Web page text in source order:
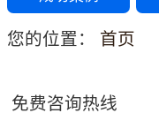
您的位置： 首页
免费咨询热线